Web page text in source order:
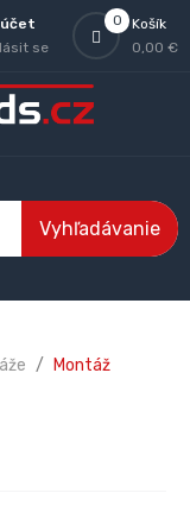
0
Košík
0,00 €
účet
se
Vyhľadávanie
Montáž